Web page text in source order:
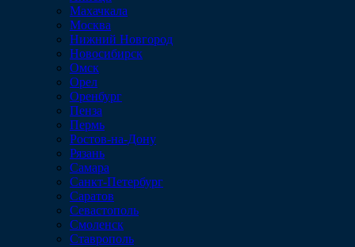
Махачкала
Москва
Нижний Новгород
Новосибирск
Омск
Орел
Оренбург
Пенза
Пермь
Ростов-на-Дону
Рязань
Самара
Санкт-Петербург
Саратов
Севастополь
Смоленск
Ставрополь